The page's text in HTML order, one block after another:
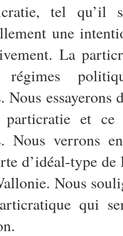
tel qu’il
une
La
Nous
particratie et
Nous verrons
d’idéal-type
Nous
qui